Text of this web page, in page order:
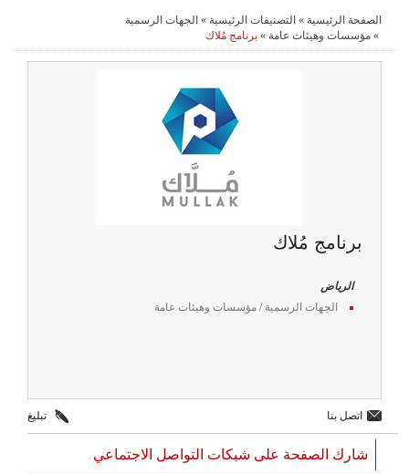
الصفحة الرئيسية » التصنيفات الرئيسية » الجهات الرسمية
» مؤسسات وهيئات عامة » برنامج مُلاك
برنامج مُلاك
الرياض
الجهات الرسمية / مؤسسات وهيئات عامة
اتصل بنا تبليغ
شارك الصفحة على شبكات التواصل الاجتماعي